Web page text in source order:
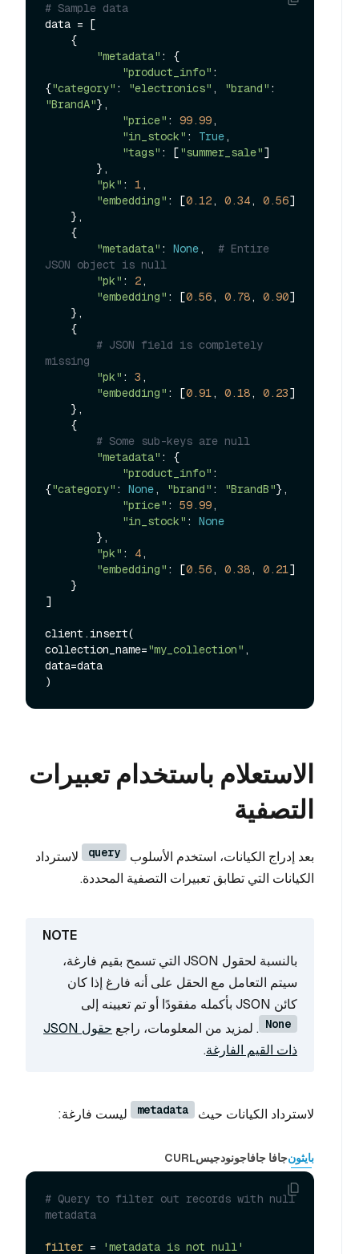
# Sample data
data = [
"metadata" : {
"product_info" :
{"category" : "electronics" , "brand"
"BrandA"},
"price" : 99.99,
"in_stock" : True,
"tags" : ["summer_sale"]
"pk" : 1,
"embedding" : [0.12, 0.34, 0.56]
"metadata" : None, # Entire
JSON object is null
"pk" : 2,
"embedding" : [0.56, 0.78, 0.90]
# JSON field is completely
missing
"pk" : 3 ,
"embedding" : [0.91, 0.18, 0.23]
# Some sub-keys are null
"metadata" : {
"product_info" :
{"category" : None, "brand" : "BrandB"},
"price" : 59.99,
"in_stock" : None
"pk" : 4,
"embedding" : [0.56, 0.38, 0.21]
]
client.insert(
collection_name="my_collection" ,
data=data
الاستعلام باستخدام تعبيرات
التصفية
بعد إدراج الكيانات، استخدم الأسلوب query
لاسترداد
الكيانات التي تطابق تعبيرات التصفية المحددة.
بالنسبة لحقول JSON التي تسمح بقيم فارغة،
سيتم التعامل مع الحقل على أنه فارغ إذا كان
كائن JSON بأكمله مفقودًا أو تم تعيينه إلى
None . لمزيد من المعلومات، راجع
حقول JSON
ذات القيم الفارغة.
لاسترداد الكيانات حيث metadata ليست فارغة:
بايثونجافا جافاجونودجيسCURL
# Query to filter out records with null
metadata
filter = 'metadata is not null'